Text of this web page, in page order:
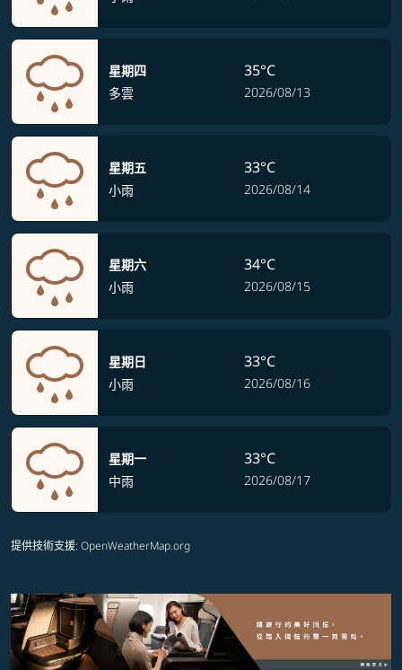
星期四
多雲
35°C
2026/08/13
星期五
小雨
33°C
2026/08/14
星期六
小雨
34°C
2026/08/15
星期日
小雨
33°C
2026/08/16
星期一
中雨
33°C
2026/08/17
提供技術支援: OpenWeatherMap.org